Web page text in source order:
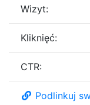
Wizyt:
Kliknięć:
CTR:
Podlinkuj